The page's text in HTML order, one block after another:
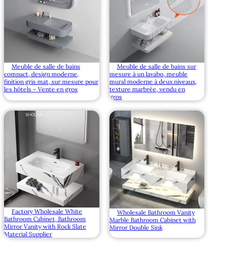
Meuble de salle de bains
compact, design moderne,
finition gris mat, sur mesure pour
les hôtels – Vente en gros
Meuble de salle de bains sur
mesure à un lavabo, meuble
mural moderne à deux niveaux,
texture marbrée, vendu en
gros
Factory Wholesale White
Bathroom Cabinet, Bathroom
Mirror Vanity with Rock Slate
Material Supplier
Wholesale Bathroom Vanity
Marble Bathroom Cabinet with
Mirror Double Sink